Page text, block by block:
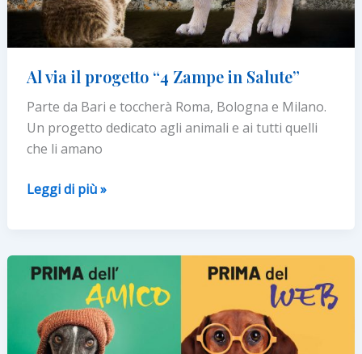
Al via il progetto “4 Zampe in Salute”
Parte da Bari e toccherà Roma, Bologna e Milano.
Un progetto dedicato agli animali e ai tutti quelli
che li amano
Al
progetto
“4
Salute”
Leggi di più »